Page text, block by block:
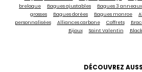
breloque
Bagues ajustables Bagues 3 anneaux
grosses
Bagues dorées Bagues monroe
personnalisées
Alliances carbone Coffrets
Bijoux
Saint Valentin
DÉCOUVREZ